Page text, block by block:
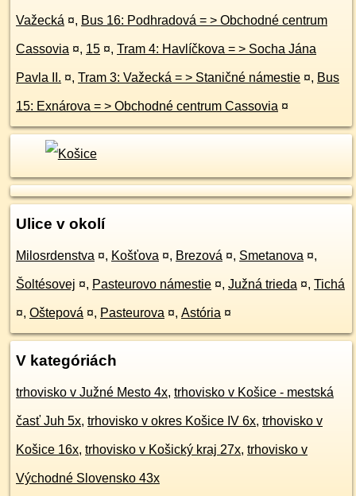
Važecká ¤, Bus 16: Podhradová = > Obchodné centrum
Cassovia ¤, 15 ¤, Tram 4: Havlíčkova = > Socha Jána
Pavla II. ¤, Tram 3: Važecká = > Staničné námestie ¤, Bus
15: Exnárova = > Obchodné centrum Cassovia ¤
Ulice v okolí
Milosrdenstva ¤, Košťova ¤, Brezová ¤, Smetanova ¤,
Šoltésovej ¤, Pasteurovo námestie ¤, Južná trieda ¤, Tichá
¤, Oštepová ¤, Pasteurova ¤, Astória ¤
V kategóriách
trhovisko v Južné Mesto 4x, trhovisko v Košice - mestská
časť Juh 5x, trhovisko v okres Košice IV 6x, trhovisko v
Košice 16x, trhovisko v Košický kraj 27x, trhovisko v
Východné Slovensko 43x